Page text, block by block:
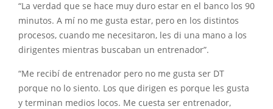
“La verdad que se hace muy duro estar en el banco los 90
minutos. A mí no me gusta estar, pero en los distintos
procesos, cuando me necesitaron, les di una mano a los
dirigentes mientras buscaban un entrenador”.
“Me recibí de entrenador pero no me gusta ser DT
porque no lo siento. Los que dirigen es porque les gusta
y terminan medios locos. Me cuesta ser entrenador,